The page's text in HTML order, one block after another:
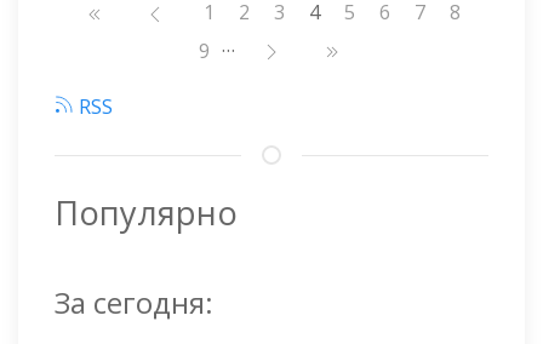
Нумерация
Страница
1 Страница
2 Страница
3 4 Страница
5 Страница
6 Страница
7 Страница
8
Страница
9 …
RSS
Популярно
За сегодня: